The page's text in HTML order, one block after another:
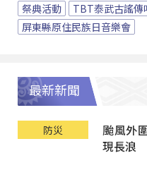
祭典活動 TBT泰武古謠傳
屏東縣原住民族日音樂會
最新新聞
防災
颱風外
現長浪